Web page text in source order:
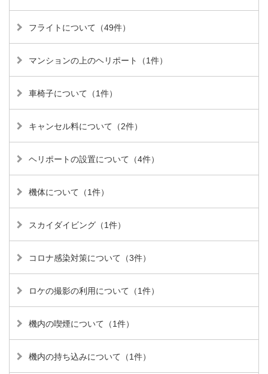
フライトについて（49件）
マンションの上のヘリポート（1件）
車椅子について（1件）
キャンセル料について（2件）
ヘリポートの設置について（4件）
機体について（1件）
スカイダイビング（1件）
コロナ感染対策について（3件）
ロケの撮影の利用について（1件）
機内の喫煙について（1件）
機内の持ち込みについて（1件）